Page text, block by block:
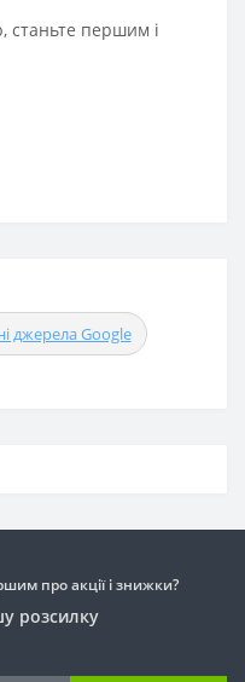
станьте першим і
джерела Google
про акції і знижки?
розсилку